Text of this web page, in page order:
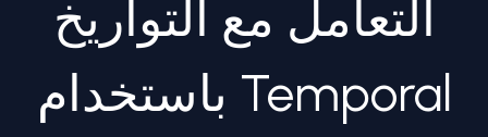
التعامل مع التواريخ
باستخدام Temporal